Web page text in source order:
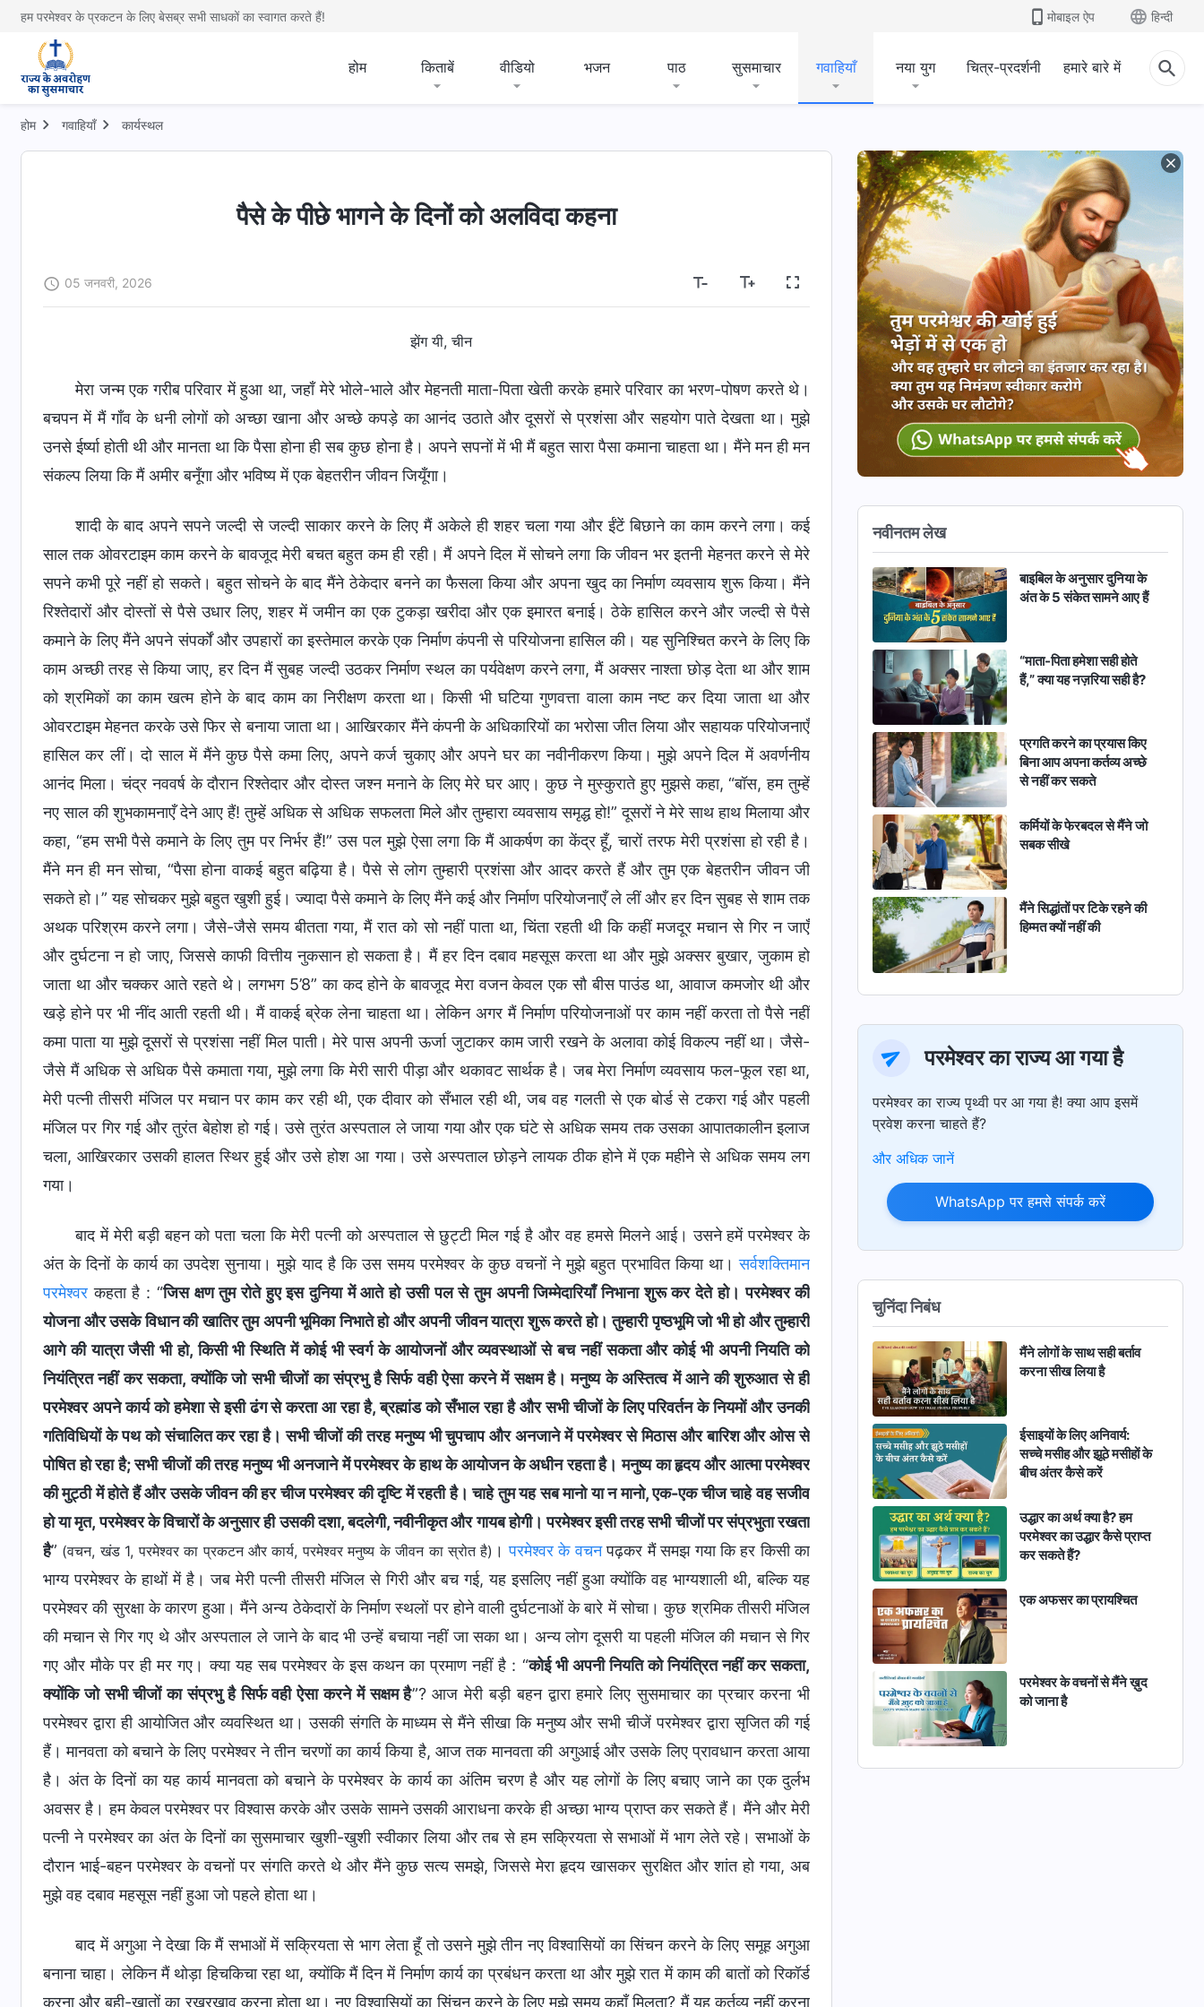
हम परमेश्वर के प्रकटन के लिए बेसब्र सभी साधकों का स्वागत करते हैं! मोबाइल ऐप हिन्दी
होम किताबें वीडियो भजन पाठ सुसमाचार गवाहियाँ नया युग चित्र-प्रदर्शनी हमारे बारे में
होम गवाहियाँ कार्यस्थल
पैसे के पीछे भागने के दिनों को अलविदा कहना
05 जनवरी, 2026
झेंग यी, चीन
मेरा जन्म एक गरीब परिवार में हुआ था, जहाँ मेरे भोले-भाले और मेहनती माता-पिता खेती करके हमारे परिवार का भरण-पोषण करते थे।
बचपन में मैं गाँव के धनी लोगों को अच्छा खाना और अच्छे कपड़े का आनंद उठाते और दूसरों से प्रशंसा और सहयोग पाते देखता था। मुझे
उनसे ईर्ष्या होती थी और मानता था कि पैसा होना ही सब कुछ होना है। अपने सपनों में भी मैं बहुत सारा पैसा कमाना चाहता था। मैंने मन ही मन
संकल्प लिया कि मैं अमीर बनूँगा और भविष्य में एक बेहतरीन जीवन जियूँगा।
शादी के बाद अपने सपने जल्दी से जल्दी साकार करने के लिए मैं अकेले ही शहर चला गया और ईंटें बिछाने का काम करने लगा। कई
साल तक ओवरटाइम काम करने के बावजूद मेरी बचत बहुत कम ही रही। मैं अपने दिल में सोचने लगा कि जीवन भर इतनी मेहनत करने से मेरे
सपने कभी पूरे नहीं हो सकते। बहुत सोचने के बाद मैंने ठेकेदार बनने का फैसला किया और अपना खुद का निर्माण व्यवसाय शुरू किया। मैंने
रिश्तेदारों और दोस्तों से पैसे उधार लिए, शहर में जमीन का एक टुकड़ा खरीदा और एक इमारत बनाई। ठेके हासिल करने और जल्दी से पैसे
कमाने के लिए मैंने अपने संपर्कों और उपहारों का इस्तेमाल करके एक निर्माण कंपनी से परियोजना हासिल की। यह सुनिश्चित करने के लिए कि
काम अच्छी तरह से किया जाए, हर दिन मैं सुबह जल्दी उठकर निर्माण स्थल का पर्यवेक्षण करने लगा, मैं अक्सर नाश्ता छोड़ देता था और शाम
को श्रमिकों का काम खत्म होने के बाद काम का निरीक्षण करता था। किसी भी घटिया गुणवत्ता वाला काम नष्ट कर दिया जाता था और
ओवरटाइम मेहनत करके उसे फिर से बनाया जाता था। आखिरकार मैंने कंपनी के अधिकारियों का भरोसा जीत लिया और सहायक परियोजनाएँ
हासिल कर लीं। दो साल में मैंने कुछ पैसे कमा लिए, अपने कर्ज चुकाए और अपने घर का नवीनीकरण किया। मुझे अपने दिल में अवर्णनीय
आनंद मिला। चंद्र नववर्ष के दौरान रिश्तेदार और दोस्त जश्न मनाने के लिए मेरे घर आए। कुछ ने मुस्कुराते हुए मुझसे कहा, “बॉस, हम तुम्हें
नए साल की शुभकामनाएँ देने आए हैं! तुम्हें अधिक से अधिक सफलता मिले और तुम्हारा व्यवसाय समृद्ध हो!” दूसरों ने मेरे साथ हाथ मिलाया और
कहा, “हम सभी पैसे कमाने के लिए तुम पर निर्भर हैं!” उस पल मुझे ऐसा लगा कि मैं आकर्षण का केंद्र हूँ, चारों तरफ मेरी प्रशंसा हो रही है।
मैंने मन ही मन सोचा, “पैसा होना वाकई बहुत बढ़िया है। पैसे से लोग तुम्हारी प्रशंसा और आदर करते हैं और तुम एक बेहतरीन जीवन जी
सकते हो।” यह सोचकर मुझे बहुत खुशी हुई। ज्यादा पैसे कमाने के लिए मैंने कई और निर्माण परियोजनाएँ ले लीं और हर दिन सुबह से शाम तक
अथक परिश्रम करने लगा। जैसे-जैसे समय बीतता गया, मैं रात को सो नहीं पाता था, चिंता रहती थी कि कहीं मजदूर मचान से गिर न जाएँ
और दुर्घटना न हो जाए, जिससे काफी वित्तीय नुकसान हो सकता है। मैं हर दिन दबाव महसूस करता था और मुझे अक्सर बुखार, जुकाम हो
जाता था और चक्कर आते रहते थे। लगभग 5’8” का कद होने के बावजूद मेरा वजन केवल एक सौ बीस पाउंड था, आवाज कमजोर थी और
खड़े होने पर भी नींद आती रहती थी। मैं वाकई ब्रेक लेना चाहता था। लेकिन अगर मैं निर्माण परियोजनाओं पर काम नहीं करता तो पैसे नहीं
कमा पाता या मुझे दूसरों से प्रशंसा नहीं मिल पाती। मेरे पास अपनी ऊर्जा जुटाकर काम जारी रखने के अलावा कोई विकल्प नहीं था। जैसे-
जैसे मैं अधिक से अधिक पैसे कमाता गया, मुझे लगा कि मेरी सारी पीड़ा और थकावट सार्थक है। जब मेरा निर्माण व्यवसाय फल-फूल रहा था,
मेरी पत्नी तीसरी मंजिल पर मचान पर काम कर रही थी, एक दीवार को सँभाल रही थी, जब वह गलती से एक बोर्ड से टकरा गई और पहली
मंजिल पर गिर गई और तुरंत बेहोश हो गई। उसे तुरंत अस्पताल ले जाया गया और एक घंटे से अधिक समय तक उसका आपातकालीन इलाज
चला, आखिरकार उसकी हालत स्थिर हुई और उसे होश आ गया। उसे अस्पताल छोड़ने लायक ठीक होने में एक महीने से अधिक समय लग
गया।
बाद में मेरी बड़ी बहन को पता चला कि मेरी पत्नी को अस्पताल से छुट्टी मिल गई है और वह हमसे मिलने आई। उसने हमें परमेश्वर के
अंत के दिनों के कार्य का उपदेश सुनाया। मुझे याद है कि उस समय परमेश्वर के कुछ वचनों ने मुझे बहुत प्रभावित किया था।सर्वशक्तिमान
परमेश्वर कहता है : “जिस क्षण तुम रोते हुए इस दुनिया में आते हो उसी पल से तुम अपनी जिम्मेदारियाँ निभाना शुरू कर देते हो। परमेश्वर की
योजना और उसके विधान की खातिर तुम अपनी भूमिका निभाते हो और अपनी जीवन यात्रा शुरू करते हो। तुम्हारी पृष्ठभूमि जो भी हो और तुम्हारी
आगे की यात्रा जैसी भी हो, किसी भी स्थिति में कोई भी स्वर्ग के आयोजनों और व्यवस्थाओं से बच नहीं सकता और कोई भी अपनी नियति को
नियंत्रित नहीं कर सकता, क्योंकि जो सभी चीजों का संप्रभु है सिर्फ वही ऐसा करने में सक्षम है। मनुष्य के अस्तित्व में आने की शुरुआत से ही
परमेश्वर अपने कार्य को हमेशा से इसी ढंग से करता आ रहा है, ब्रह्मांड को सँभाल रहा है और सभी चीजों के लिए परिवर्तन के नियमों और उनकी
गतिविधियों के पथ को संचालित कर रहा है। सभी चीजों की तरह मनुष्य भी चुपचाप और अनजाने में परमेश्वर से मिठास और बारिश और ओस से
पोषित हो रहा है; सभी चीजों की तरह मनुष्य भी अनजाने में परमेश्वर के हाथ के आयोजन के अधीन रहता है। मनुष्य का हृदय और आत्मा परमेश्वर
की मुट्ठी में होते हैं और उसके जीवन की हर चीज परमेश्वर की दृष्टि में रहती है। चाहे तुम यह सब मानो या न मानो, एक-एक चीज चाहे वह सजीव
हो या मृत, परमेश्वर के विचारों के अनुसार ही उसकी दशा, बदलेगी, नवीनीकृत और गायब होगी। परमेश्वर इसी तरह सभी चीजों पर संप्रभुता रखता
है” (वचन, खंड 1, परमेश्वर का प्रकटन और कार्य, परमेश्वर मनुष्य के जीवन का स्रोत है) ।परमेश्वर के वचनपढ़कर मैं समझ गया कि हर किसी का
भाग्य परमेश्वर के हाथों में है। जब मेरी पत्नी तीसरी मंजिल से गिरी और बच गई, यह इसलिए नहीं हुआ क्योंकि वह भाग्यशाली थी, बल्कि यह
परमेश्वर की सुरक्षा के कारण हुआ। मैंने अन्य ठेकेदारों के निर्माण स्थलों पर होने वाली दुर्घटनाओं के बारे में सोचा। कुछ श्रमिक तीसरी मंजिल
की मचान से गिर गए थे और अस्पताल ले जाने के बाद भी उन्हें बचाया नहीं जा सका था। अन्य लोग दूसरी या पहली मंजिल की मचान से गिर
गए और मौके पर ही मर गए। क्या यह सब परमेश्वर के इस कथन का प्रमाण नहीं है : “कोई भी अपनी नियति को नियंत्रित नहीं कर सकता,
क्योंकि जो सभी चीजों का संप्रभु है सिर्फ वही ऐसा करने में सक्षम है”? आज मेरी बड़ी बहन द्वारा हमारे लिए सुसमाचार का प्रचार करना भी
परमेश्वर द्वारा ही आयोजित और व्यवस्थित था। उसकी संगति के माध्यम से मैंने सीखा कि मनुष्य और सभी चीजें परमेश्वर द्वारा सृजित की गई
हैं। मानवता को बचाने के लिए परमेश्वर ने तीन चरणों का कार्य किया है, आज तक मानवता की अगुआई और उसके लिए प्रावधान करता आया
है। अंत के दिनों का यह कार्य मानवता को बचाने के परमेश्वर के कार्य का अंतिम चरण है और यह लोगों के लिए बचाए जाने का एक दुर्लभ
अवसर है। हम केवल परमेश्वर पर विश्वास करके और उसके सामने उसकी आराधना करके ही अच्छा भाग्य प्राप्त कर सकते हैं। मैंने और मेरी
पत्नी ने परमेश्वर का अंत के दिनों का सुसमाचार खुशी-खुशी स्वीकार लिया और तब से हम सक्रियता से सभाओं में भाग लेते रहे। सभाओं के
दौरान भाई-बहन परमेश्वर के वचनों पर संगति करते थे और मैंने कुछ सत्य समझे, जिससे मेरा हृदय खासकर सुरक्षित और शांत हो गया, अब
मुझे वह दबाव महसूस नहीं हुआ जो पहले होता था।
बाद में अगुआ ने देखा कि मैं सभाओं में सक्रियता से भाग लेता हूँ तो उसने मुझे तीन नए विश्वासियों का सिंचन करने के लिए समूह अगुआ
बनाना चाहा। लेकिन मैं थोड़ा हिचकिचा रहा था, क्योंकि मैं दिन में निर्माण कार्य का प्रबंधन करता था और मुझे रात में काम की बातों को रिकॉर्ड
करना और बही-खातों का रखरखाव करना होता था। नए विश्वासियों का सिंचन करने के लिए मुझे समय कहाँ मिलता? मैं यह कर्तव्य नहीं करना
नवीनतम लेख
बाइबिल के अनुसार दुनिया के
अंत के 5 संकेत सामने आए हैं
“माता-पिता हमेशा सही होते
हैं,” क्या यह नज़रिया सही है?
प्रगति करने का प्रयास किए
बिना आप अपना कर्तव्य अच्छे
से नहीं कर सकते
कर्मियों के फेरबदल से मैंने जो
सबक सीखे
मैंने सिद्धांतों पर टिके रहने की
हिम्मत क्यों नहीं की
परमेश्वर का राज्य आ गया है
परमेश्वर का राज्य पृथ्वी पर आ गया है! क्या आप इसमें
प्रवेश करना चाहते हैं?
और अधिक जानें
WhatsApp पर हमसे संपर्क करें
चुनिंदा निबंध
मैंने लोगों के साथ सही बर्ताव
करना सीख लिया है
ईसाइयों के लिए अनिवार्य:
सच्चे मसीह और झूठे मसीहों के
बीच अंतर कैसे करें
उद्धार का अर्थ क्या है? हम
परमेश्वर का उद्धार कैसे प्राप्त
कर सकते हैं?
एक अफसर का प्रायश्चित
परमेश्वर के वचनों से मैंने ख़ुद
को जाना है